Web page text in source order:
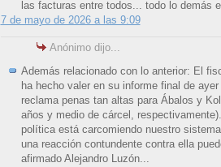
las facturas entre todos... todo lo demás
7 de mayo de 2026 a las 9:09
Anónimo dijo...
Además relacionado con lo anterior: El
ha hecho valer en su informe final de
reclama penas tan altas para Ábalos y
años y medio de cárcel,
política está carcomiendo nuestro
una reacción contundente contra ella
afirmado Alejandro Luzón...